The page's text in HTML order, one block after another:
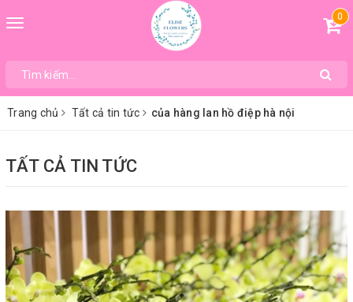
Toggle
0
Trang chủ Tất cả tin tức của hàng lan hồ điệp hà nội
TẤT CẢ TIN TỨC